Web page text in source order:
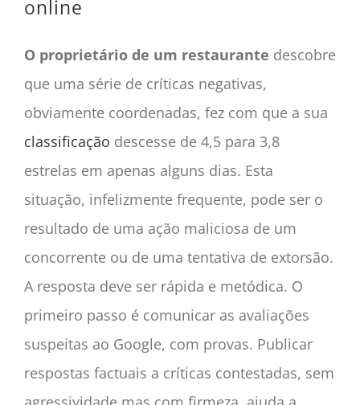
online
O proprietário de um restaurante descobre
que uma série de críticas negativas,
obviamente coordenadas, fez com que a sua
classificação descesse de 4,5 para 3,8
estrelas em apenas alguns dias. Esta
situação, infelizmente frequente, pode ser o
resultado de uma ação maliciosa de um
concorrente ou de uma tentativa de extorsão.
A resposta deve ser rápida e metódica. O
primeiro passo é comunicar as avaliações
suspeitas ao Google, com provas. Publicar
respostas factuais a críticas contestadas, sem